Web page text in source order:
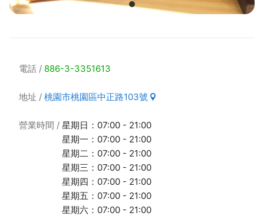
電話 886-3-3351613
地址 桃園市桃園區中正路103號
營業時間
星期日：07:00 - 21:00
星期一：07:00 - 21:00
星期二：07:00 - 21:00
星期三：07:00 - 21:00
星期四：07:00 - 21:00
星期五：07:00 - 21:00
星期六：07:00 - 21:00